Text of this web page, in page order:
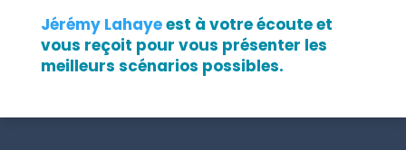
Jérémy Lahayeest à votre écoute et
vous reçoit pour vous présenter les
meilleurs scénarios possibles.